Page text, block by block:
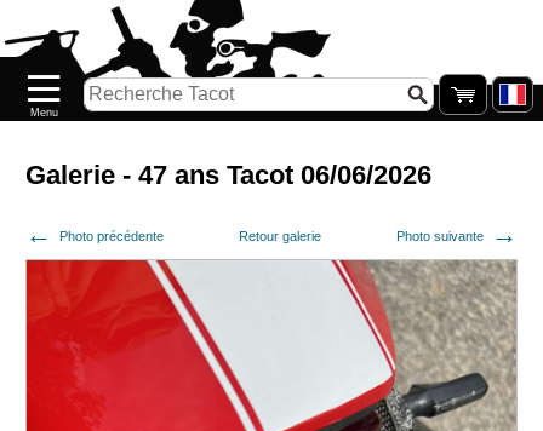
Galerie - 47 ans Tacot 06/06/2026
Photo précédente Retour galerie Photo suivante
Nouveautés
Catalogue/Stock
PETITS
PRIX
Réassort
Seconde